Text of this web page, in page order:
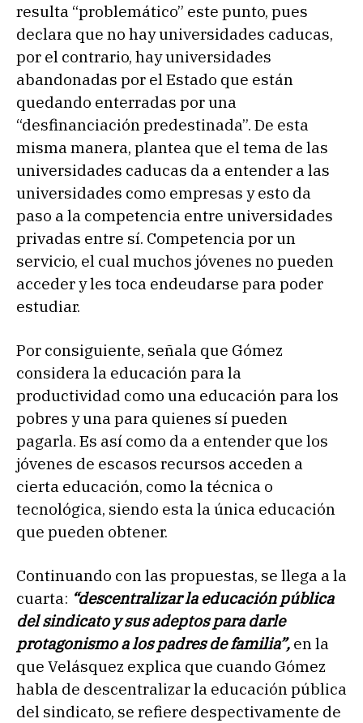
resulta “problemático” este punto, pues
declara que no hay universidades caducas,
por el contrario, hay universidades
abandonadas por el Estado que están
quedando enterradas por una
“desfinanciación predestinada”. De esta
misma manera, plantea que el tema de las
universidades caducas da a entender a las
universidades como empresas y esto da
paso a la competencia entre universidades
privadas entre sí. Competencia por un
servicio, el cual muchos jóvenes no pueden
acceder y les toca endeudarse para poder
estudiar.
Por consiguiente, señala que Gómez
considera la educación para la
productividad como una educación para los
pobres y una para quienes sí pueden
pagarla. Es así como da a entender que los
jóvenes de escasos recursos acceden a
cierta educación, como la técnica o
tecnológica, siendo esta la única educación
que pueden obtener.
Continuando con las propuestas, se llega a la
cuarta: “descentralizar la educación pública
del sindicato y sus adeptos para darle
protagonismo a los padres de familia”, en la
que Velásquez explica que cuando Gómez
habla de descentralizar la educación pública
del sindicato, se refiere despectivamente de